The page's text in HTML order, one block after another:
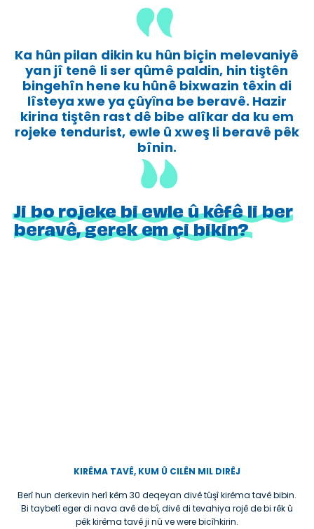
Ka hûn pilan dikin ku hûn biçin melevaniyê
yan jî tenê li ser qûmê paldin, hin tiştên
bingehîn hene ku hûnê bixwazin têxin di
lîsteya xwe ya çûyȋna be beravê. Hazir
kirina tiştên rast dê bibe alîkar da ku em
rojeke tendurist, ewle û xweş li beravê pêk
bînin.
Ji bo rojeke bi ewle û kêfê li ber
beravê, gerek em çi bikin?
KIRÊMA TAVÊ, KUM Û CILÊN MIL DIRÊJ
Berî hun derkevin herî kêm 30 deqeyan divê tûşî kirêma tavê bibin.
Bi taybetî eger di nava avê de bȋ, divê di tevahiya rojê de bi rêk û
pêk kirêma tavê ji nû ve were bicîhkirin.